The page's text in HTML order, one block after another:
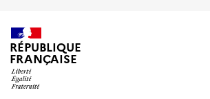
RÉPUBLIQUE
FRANÇAISE